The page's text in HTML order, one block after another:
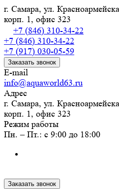
г. Самара, ул.
корп. 1, офис 323
+7 (846) 310-34-22
+7 (846) 310-34-22
+7 (917) 030-05-59
Заказать звонок
E-mail
info@aquaworld63.ru
Адрес
г. Самара, ул.
корп. 1, офис 323
Режим работы
Пн. – Пт.: с 9:00 до 18:00
Заказать звонок